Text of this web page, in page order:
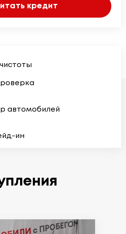
кредит
автомобилей
ин